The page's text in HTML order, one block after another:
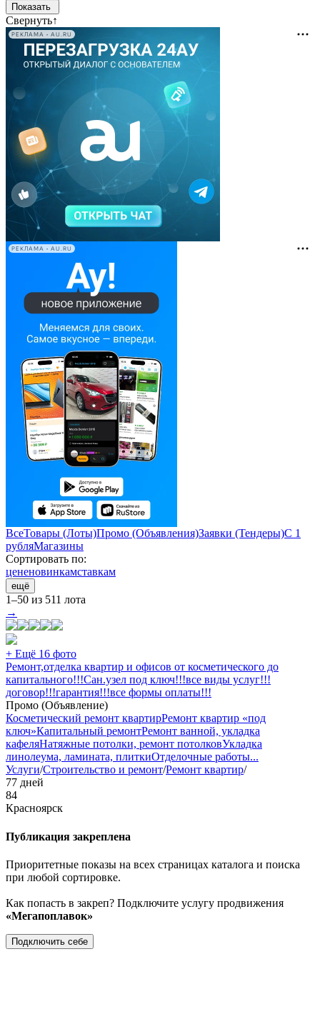
Свернуть↑
РЕКЛАМА • AU.RU
РЕКЛАМА • AU.RU
ВсеТовары (Лоты)Промо (Объявления)Заявки (Тендеры)С 1
рубляМагазины
Сортировать по:
цененовинкамставкам
ещё
1–50 из 511 лота
→
+ Ещё 16 фото
Ремонт,отделка квартир и офисов от косметического до
капитального!!!Сан.узел под ключ!!!все виды услуг!!!
договор!!!гарантия!!!все формы оплаты!!!
Промо (Объявление)
Косметический ремонт квартирРемонт квартир «под
ключ»Капитальный ремонтРемонт ванной, укладка
кафеляНатяжные потолки, ремонт потолковУкладка
линолеума, ламината, плиткиОтделочные работы...
Услуги/Строительство и ремонт/Ремонт квартир/
77 дней
84
Красноярск
Публикация закреплена
Приоритетные показы на всех страницах каталога и поиска
при любой сортировке.
Как попасть в закреп? Подключите услугу продвижения
«Мегапоплавок»
Подключить себе